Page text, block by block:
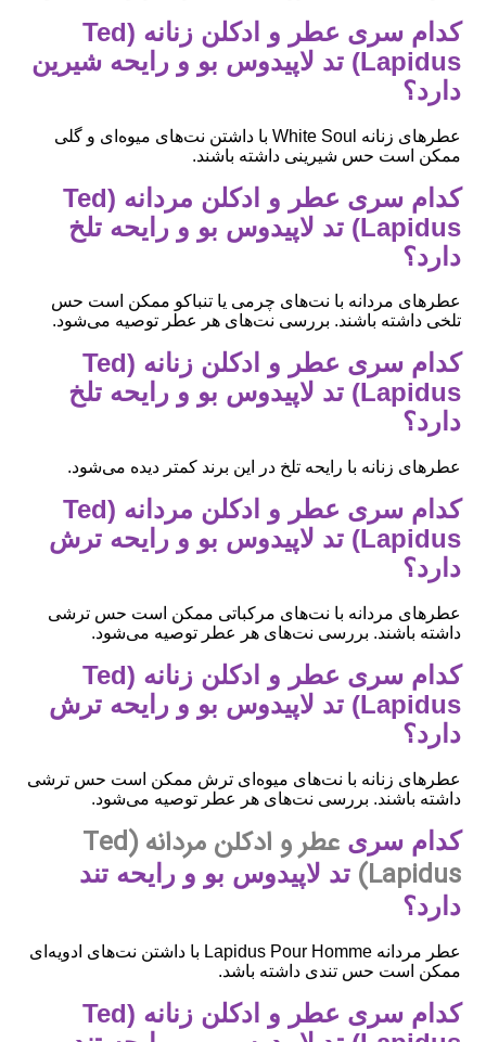
کدام سری عطر و ادکلن زنانه (Ted
Lapidus) تد لاپیدوس بو و رایحه شیرین
دارد؟
عطرهای زنانه White Soul با داشتن نت‌های میوه‌ای و گلی
ممکن است حس شیرینی داشته باشند.
کدام سری عطر و ادکلن مردانه (Ted
Lapidus) تد لاپیدوس بو و رایحه تلخ
دارد؟
عطرهای مردانه با نت‌های چرمی یا تنباکو ممکن است حس
تلخی داشته باشند. بررسی نت‌های هر عطر توصیه می‌شود.
کدام سری عطر و ادکلن زنانه (Ted
Lapidus) تد لاپیدوس بو و رایحه تلخ
دارد؟
عطرهای زنانه با رایحه تلخ در این برند کمتر دیده می‌شود.
کدام سری عطر و ادکلن مردانه (Ted
Lapidus) تد لاپیدوس بو و رایحه ترش
دارد؟
عطرهای مردانه با نت‌های مرکباتی ممکن است حس ترشی
داشته باشند. بررسی نت‌های هر عطر توصیه می‌شود.
کدام سری عطر و ادکلن زنانه (Ted
Lapidus) تد لاپیدوس بو و رایحه ترش
دارد؟
عطرهای زنانه با نت‌های میوه‌ای ترش ممکن است حس ترشی
داشته باشند. بررسی نت‌های هر عطر توصیه می‌شود.
کدام سری عطر و ادکلن مردانه (Ted
Lapidus) تد لاپیدوس بو و رایحه تند
دارد؟
عطر مردانه Lapidus Pour Homme با داشتن نت‌های ادویه‌ای
ممکن است حس تندی داشته باشد.
کدام سری عطر و ادکلن زنانه (Ted